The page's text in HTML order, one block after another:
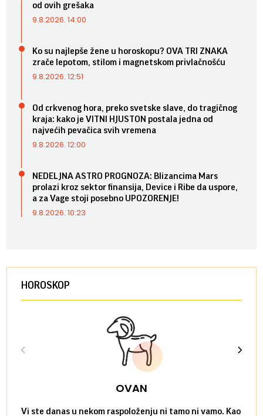
od ovih grešaka
9.8.2026. 14:00
Ko su najlepše žene u horoskopu? OVA TRI ZNAKA
zrače lepotom, stilom i magnetskom privlačnošću
9.8.2026. 12:51
Od crkvenog hora, preko svetske slave, do tragičnog
kraja: kako je VITNI HJUSTON postala jedna od
najvećih pevačica svih vremena
9.8.2026. 12:00
NEDELJNA ASTRO PROGNOZA: Blizancima Mars
prolazi kroz sektor finansija, Device i Ribe da uspore,
a za Vage stoji posebno UPOZORENJE!
9.8.2026. 10:23
HOROSKOP
OVAN
Vi ste danas u nekom raspoloženju ni tamo ni vamo. Kao